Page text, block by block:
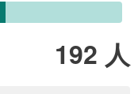
192 人